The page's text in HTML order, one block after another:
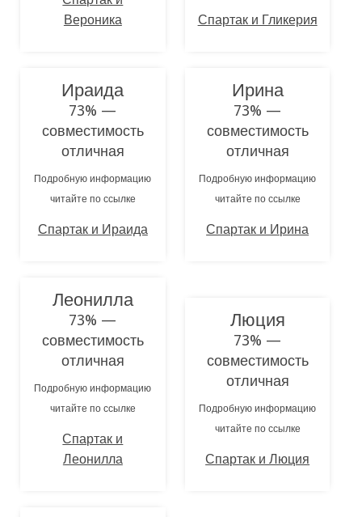
Вероника
Спартак и Гликерия
Ираида
73% —
совместимость
отличная
Подробную информацию
читайте по ссылке
Спартак и Ираида
Ирина
73% —
совместимость
отличная
Подробную информацию
читайте по ссылке
Спартак и Ирина
Леонилла
73% —
совместимость
отличная
Подробную информацию
читайте по ссылке
Спартак и
Леонилла
Люция
73% —
совместимость
отличная
Подробную информацию
читайте по ссылке
Спартак и Люция